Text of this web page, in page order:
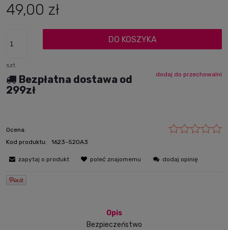
49,00 zł
szt.
DO KOSZYKA
dodaj do przechowalni
Bezpłatna dostawa od
299zł
Ocena:
Kod produktu:
1623-520A3
zapytaj o produkt poleć znajomemu dodaj opinię
Opis
Bezpieczeństwo